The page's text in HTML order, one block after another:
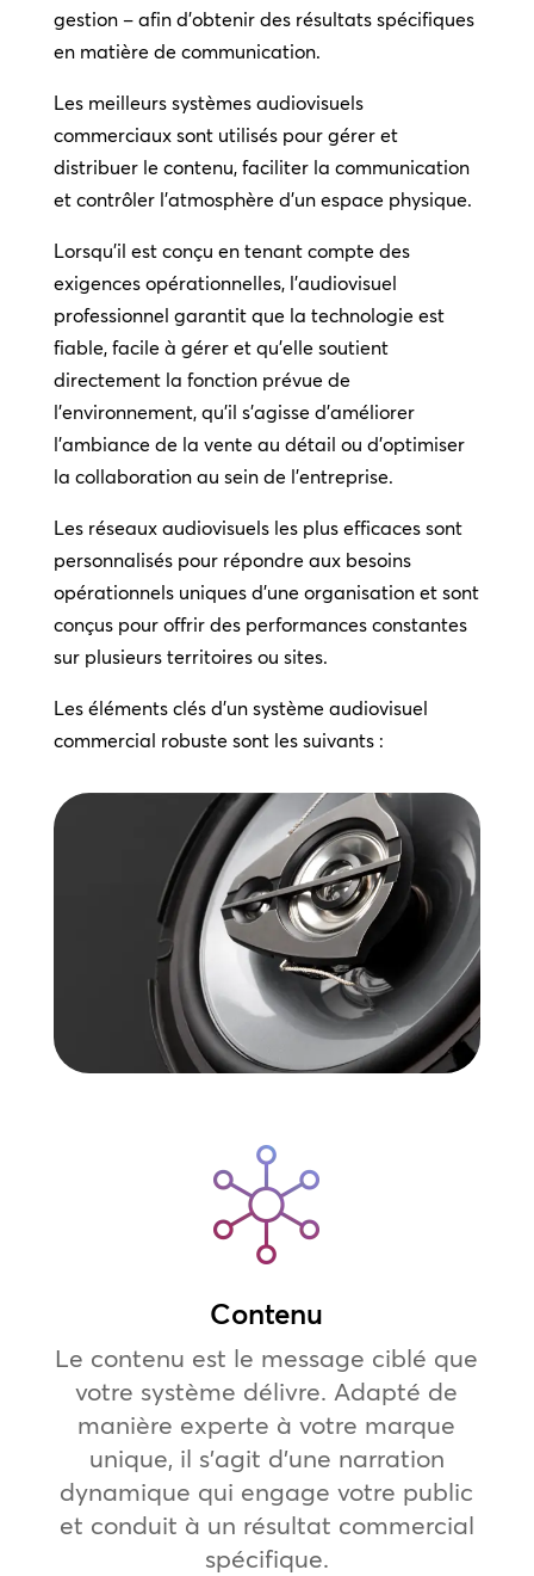
gestion – afin d’obtenir des résultats spécifiques
en matière de communication.
Les meilleurs systèmes audiovisuels
commerciaux sont utilisés pour gérer et
distribuer le contenu, faciliter la communication
et contrôler l’atmosphère d’un espace physique.
Lorsqu’il est conçu en tenant compte des
exigences opérationnelles, l’audiovisuel
professionnel garantit que la technologie est
fiable, facile à gérer et qu’elle soutient
directement la fonction prévue de
l’environnement, qu’il s’agisse d’améliorer
l’ambiance de la vente au détail ou d’optimiser
la collaboration au sein de l’entreprise.
Les réseaux audiovisuels les plus efficaces sont
personnalisés pour répondre aux besoins
opérationnels uniques d’une organisation et sont
conçus pour offrir des performances constantes
sur plusieurs territoires ou sites.
Les éléments clés d’un système audiovisuel
commercial robuste sont les suivants :
Contenu
Le contenu est le message ciblé que
votre système délivre. Adapté de
manière experte à votre marque
unique, il s’agit d’une narration
dynamique qui engage votre public
et conduit à un résultat commercial
spécifique.